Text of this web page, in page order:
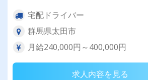
宅配ドライバー
群馬県太田市
月給240,000円～400,000円
求人内容を見る